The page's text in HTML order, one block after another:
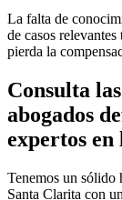
La falta de
de casos
pierda la
Consulta
abogados
expertos en
Tenemos un sólido
Santa Clarita con